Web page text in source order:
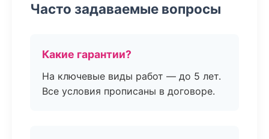
Часто задаваемые вопросы
Какие гарантии?
На ключевые виды работ — до 5 лет.
Все условия прописаны в договоре.